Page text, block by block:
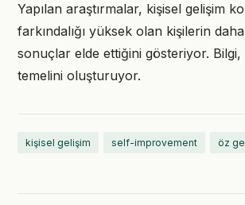
Yapılan araştırmalar, kişisel gelişim
farkındalığı yüksek olan kişilerin
sonuçlar elde ettiğini gösteriyor.
temelini oluşturuyor.
kişisel gelişim self-improvement öz